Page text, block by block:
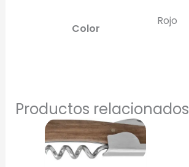
Color
Rojo
Productos relacionados